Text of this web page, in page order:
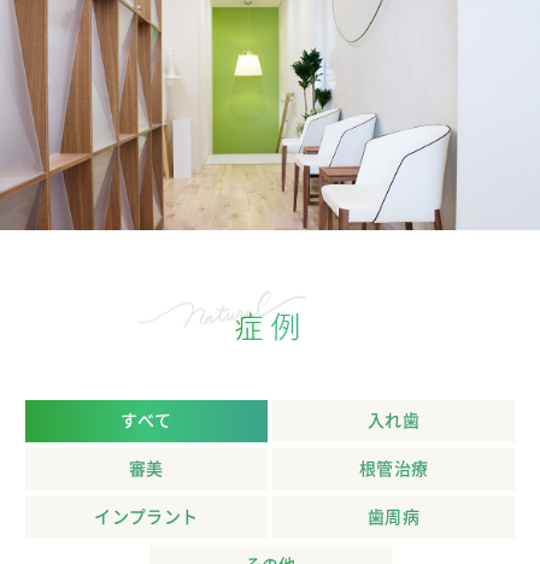
症例
すべて 入れ歯
審美 根管治療
インプラント 歯周病